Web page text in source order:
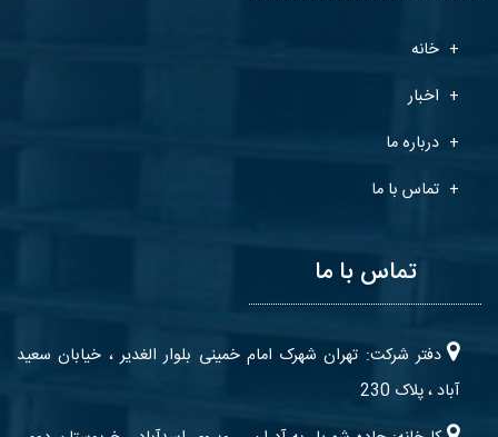
خانه
اخبار
درباره ما
تماس با ما
تماس با ما
دفتر شرکت: تهران شهرک امام خمینی بلوار الغدیر ، خیابان سعید
آباد ، پلاک 230